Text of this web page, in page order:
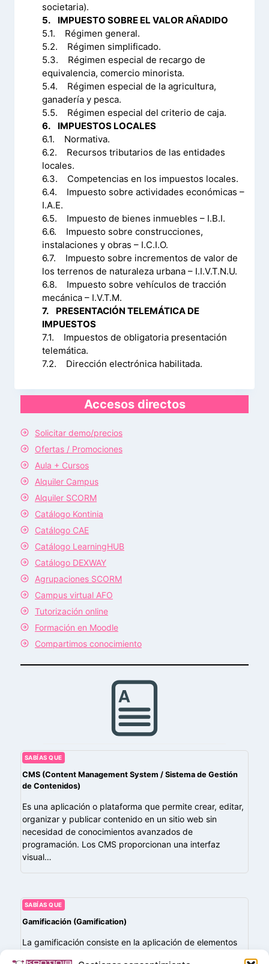
societaria).
5. IMPUESTO SOBRE EL VALOR AÑADIDO
5.1. Régimen general.
5.2. Régimen simplificado.
5.3. Régimen especial de recargo de
equivalencia, comercio minorista.
5.4. Régimen especial de la agricultura,
ganadería y pesca.
5.5. Régimen especial del criterio de caja.
6. IMPUESTOS LOCALES
6.1. Normativa.
6.2. Recursos tributarios de las entidades
locales.
6.3. Competencias en los impuestos locales.
6.4. Impuesto sobre actividades económicas –
I.A.E.
6.5. Impuesto de bienes inmuebles – I.B.I.
6.6. Impuesto sobre construcciones,
instalaciones y obras – I.C.I.O.
6.7. Impuesto sobre incrementos de valor de
los terrenos de naturaleza urbana – I.I.V.T.N.U.
6.8. Impuesto sobre vehículos de tracción
mecánica – I.V.T.M.
7. PRESENTACIÓN TELEMÁTICA DE
IMPUESTOS
7.1. Impuestos de obligatoria presentación
telemática.
7.2. Dirección electrónica habilitada.
Accesos directos
Solicitar demo/precios
Ofertas / Promociones
Aula + Cursos
Alquiler Campus
Alquiler SCORM
Catálogo Kontinia
Catálogo CAE
Catálogo LearningHUB
Catálogo DEXWAY
Agrupaciones SCORM
Campus virtual AFO
Tutorización online
Formación en Moodle
Compartimos conocimiento
SABÍAS QUE
CMS (Content Management System / Sistema de Gestión
de Contenidos)
Es una aplicación o plataforma que permite crear, editar,
organizar y publicar contenido en un sitio web sin
necesidad de conocimientos avanzados de
programación. Los CMS proporcionan una interfaz
visual…
SABÍAS QUE
Gamificación (Gamification)
La gamificación consiste en la aplicación de elementos